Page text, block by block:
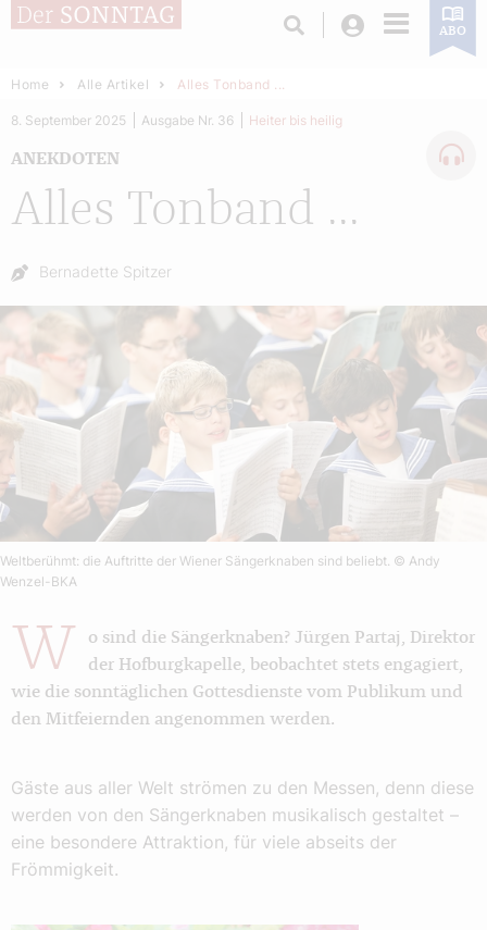
Login ABO
Home Alle Artikel Alles Tonband ...
Alles Tonband ...
ANEKDOTEN
8. September 2025 Ausgabe Nr. 36 Heiter bis heilig
Autor:
Bernadette Spitzer
Weltberühmt: die Auftritte der Wiener Sängerknaben sind beliebt. © Andy
Wenzel-BKA
W
o sind die Sängerknaben? Jürgen Partaj, Direktor
der Hofburgkapelle, beobachtet stets engagiert,
wie die sonntäglichen Gottesdienste vom Publikum und
den Mitfeiernden angenommen werden.
Gäste aus aller Welt strömen zu den Messen, denn diese
werden von den Sängerknaben musikalisch gestaltet –
eine besondere Attraktion, für viele abseits der
Frömmigkeit.